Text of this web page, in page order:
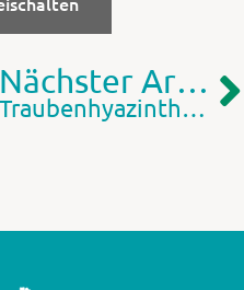
Nächster Artikel
Traubenhyazinthen vom Garten auf den Tisch